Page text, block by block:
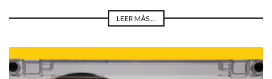
LEER MÁS ...